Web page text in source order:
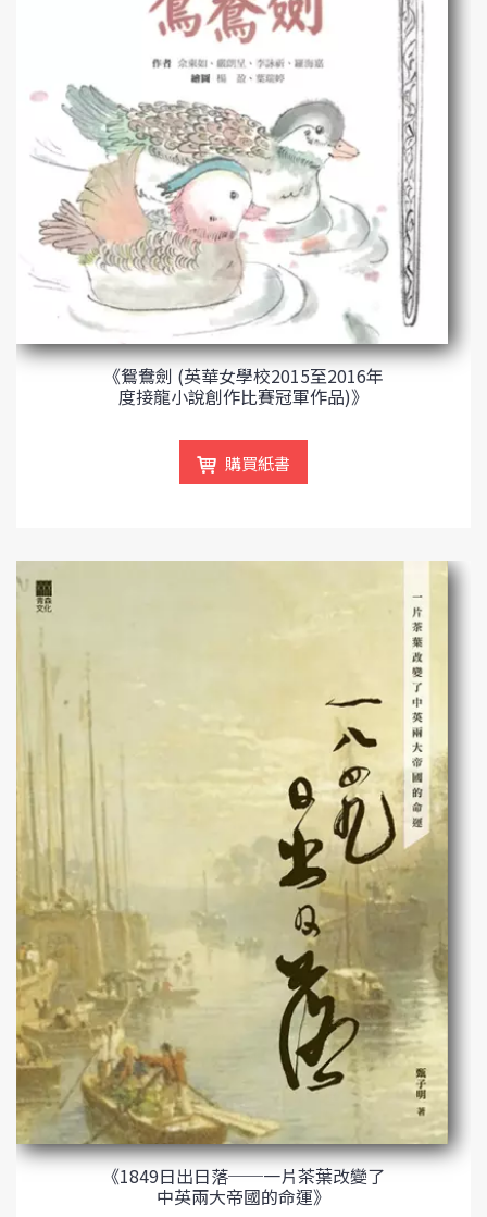
《鴛鴦劍 (英華女學校2015至2016年
度接龍小說創作比賽冠軍作品)》
購買紙書
《1849日出日落──一片茶葉改變了
中英兩大帝國的命運》